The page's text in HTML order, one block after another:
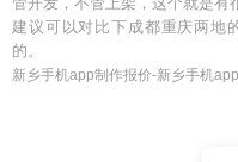
建议可以对比下成都重庆两地
的。
新乡手机app制作报价-新乡手机